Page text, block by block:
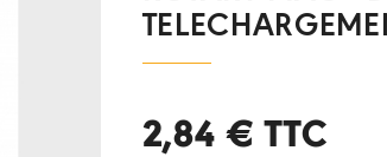
2,84 € TTC